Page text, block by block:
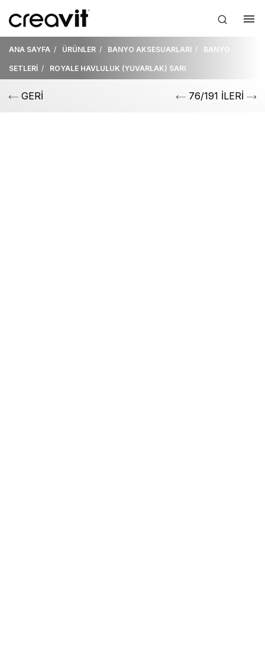
ANA SAYFA ÜRÜNLER BANYO AKSESUARLARI BANYO
SETLERİ ROYALE HAVLULUK (YUVARLAK) SARI
GERİ 76/191 İLERİ